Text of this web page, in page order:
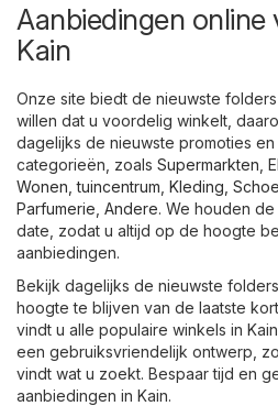
Aanbiedingen online
Kain
Onze site biedt de nieuwste
willen dat u voordelig winkelt,
dagelijks de nieuwste promoties
categorieën, zoals Supermarkten
Wonen, tuincentrum Kleding,
Parfumerie Andere. We houden
date, zodat u altijd op de hoogte
aanbiedingen.
Bekijk dagelijks de nieuwste
hoogte te blijven van de laatste
vindt u alle populaire winkels in
een gebruiksvriendelijk ontwerp,
vindt wat u zoekt. Bespaar tijd en
aanbiedingen in Kain.